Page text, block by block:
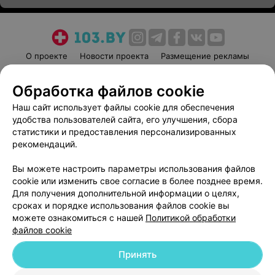
О проекте Новости проекта
Размещение рекламы
Пользовательское соглашение
Способы оплаты
Вакансии
Партнеры
Написать руководителю 103.by
Обработка персональных данных
© 2026 ООО «Артокс Лаб», УНП 191700409
| 220012, Республика Беларусь,
Обработка файлов cookie
Наш сайт использует файлы cookie для обеспечения
удобства пользователей сайта, его улучшения, сбора
статистики и предоставления персонализированных
рекомендаций.
Вы можете настроить параметры использования файлов
cookie или изменить свое согласие в более позднее время.
Для получения дополнительной информации о целях,
сроках и порядке использования файлов cookie вы
можете ознакомиться с нашей Политикой обработки
файлов cookie
Принять